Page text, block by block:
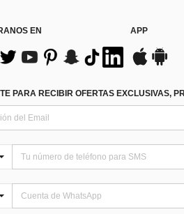
EN APP
PARA RECIBIR OFERTAS EXCLUSIVAS,